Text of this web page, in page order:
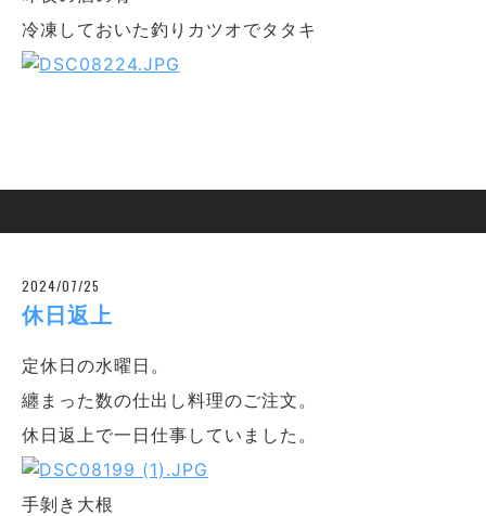
冷凍しておいた釣りカツオでタタキ
2024/07/25
休日返上
定休日の水曜日。
纏まった数の仕出し料理のご注文。
休日返上で一日仕事していました。
手剝き大根